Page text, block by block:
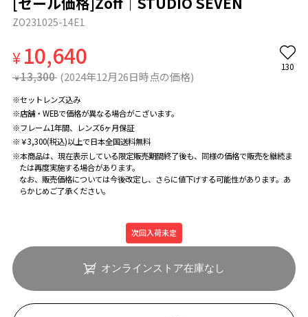
ZO231025-14E1
¥10,640
¥ 13,300 (2024年12月26日時点の価格)
130
※セットレンズ込み
※店舗・WEBで価格が異なる場合がこざいます。
※フレーム1年間、レンズ6ヶ月保証
※￥3,300(税込)以上で日本全国送料無料
※本商品は、現在表示している限定販売期間終了後も、同様の価格で販売を継続ま
たは再度実施する場合があります。
なお、販売価格については今後改定し、さらに値下げする可能性があります。あ
らかじめご了承ください。
次回入荷未定
オンラインストア在庫なし